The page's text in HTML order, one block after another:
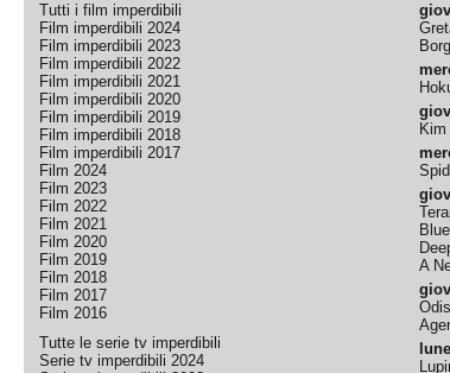
Tutti i film imperdibili
Film imperdibili 2024
Film imperdibili 2023
Film imperdibili 2022
Film imperdibili 2021
Film imperdibili 2020
Film imperdibili 2019
Film imperdibili 2018
Film imperdibili 2017
Film 2024
Film 2023
Film 2022
Film 2021
Film 2020
Film 2019
Film 2018
Film 2017
Film 2016
Tutte le serie tv imperdibili
Serie tv imperdibili 2024
Blue
A